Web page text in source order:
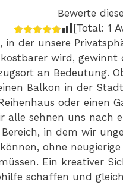
Bewerte
[Total: 1
in der unsere
wird, gewinnt
an Bedeutung.
Balkon in der
oder einen
alle sehnen uns nach
in dem wir
ohne neugierige
Ein kreativer
schaffen und